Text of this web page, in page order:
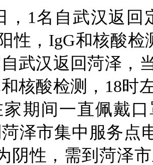
，1名自武汉返
性，IgG和核酸
武汉返回菏泽，
核酸检测，18时
期间一直佩戴
泽市集中服务点
阴性，需到菏泽